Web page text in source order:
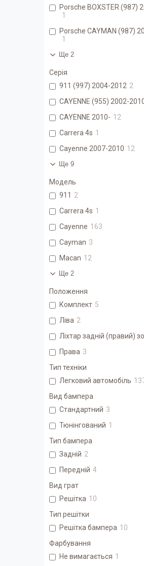
Porsche BOXSTER (987)
1
Porsche CAYMAN (987)
1
Ще 2
Серія
911 (997) 2004-2012 2
CAYENNE (955) 2002-
CAYENNE 2010- 12
Carrera 4s 1
Cayenne 2007-2010 12
Ще 9
Модель
911 2
Carrera 4s 1
Cayenne 163
Cayman 3
Macan 12
Ще 2
Положення
Комплект 5
Ліва 2
Ліхтар задній (правий)
Права 3
Тип техніки
Легковий автомобіль
Вид бампера
Стандартний 3
Тюнінгований 1
Тип бампера
Задній 2
Передній 4
Вид грат
Решітка 10
Тип решітки
Решітка бампера 10
Фарбування
Не вимагається 1